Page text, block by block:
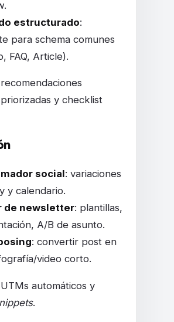
estructurado:
para schema comunes
FAQ, Article).
y checklist
social: variaciones
y calendario.
de newsletter: plantillas,
A/B de asunto.
: convertir post en
video corto.
automáticos y
.